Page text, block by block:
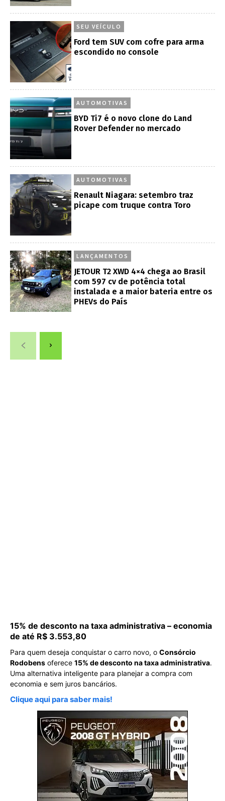
SEU VEÍCULO
Ford tem SUV com cofre para arma
escondido no console
AUTOMOTIVAS
BYD Ti7 é o novo clone do Land
Rover Defender no mercado
AUTOMOTIVAS
Renault Niagara: setembro traz
picape com truque contra Toro
LANÇAMENTOS
JETOUR T2 XWD 4×4 chega ao Brasil
com 597 cv de potência total
instalada e a maior bateria entre os
PHEVs do País
15% de desconto na taxa administrativa – economia
de até R$ 3.553,80
Para quem deseja conquistar o carro novo, o Consórcio
Rodobens oferece 15% de desconto na taxa administrativa.
Uma alternativa inteligente para planejar a compra com
economia e sem juros bancários.
Clique aqui para saber mais!